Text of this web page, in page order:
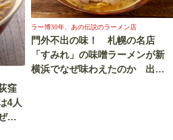
窪
4人
多
ラー博30年、あの伝説のラーメン店
門外不出の味！ 札幌の名店
「すみれ」の味噌ラーメンが新
横浜でなぜ味わえたのか 出店